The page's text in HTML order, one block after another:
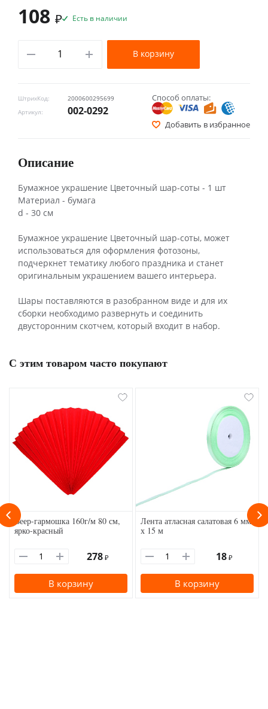
ШтрихКод:
2000600295699
Артикул:
002-0292
Способ оплаты:
Добавить в избранное
108 ₽ Есть в наличии
В корзину
Описание
Бумажное украшение Цветочный шар-соты - 1 шт
Материал - бумага
d - 30 см
Бумажное украшение Цветочный шар-соты, может
использоваться для оформления фотозоны,
подчеркнет тематику любого праздника и станет
оригинальным украшением вашего интерьера.
Шары поставляются в разобранном виде и для их
сборки необходимо развернуть и соединить
двусторонним скотчем, который входит в набор.
С этим товаром часто покупают
Веер-гармошка 160г/м 80 см,
ярко-красный
278 ₽
В корзину
Лента атласная салатовая 6 мм
х 15 м
18 ₽
В корзину